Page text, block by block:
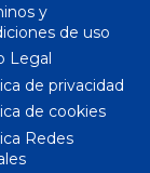
y
de uso
Legal
de privacidad
de cookies
Redes